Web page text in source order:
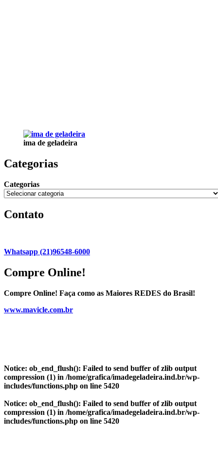
ima de geladeira
Categorias
Categorias
Contato
Whatsapp (21)96548-6000
Compre Online!
Compre Online! Faça como as Maiores REDES do Brasil!
www.mavicle.com.br
Notice: ob_end_flush(): Failed to send buffer of zlib output
compression (1) in /home/grafica/imadegeladeira.ind.br/wp-
includes/functions.php on line 5420
Notice: ob_end_flush(): Failed to send buffer of zlib output
compression (1) in /home/grafica/imadegeladeira.ind.br/wp-
includes/functions.php on line 5420